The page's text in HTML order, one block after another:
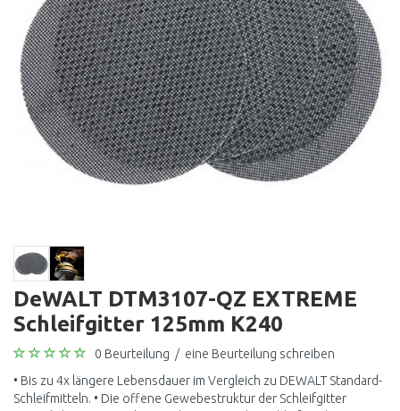
DeWALT DTM3107-QZ EXTREME
Schleifgitter 125mm K240
0 Beurteilung / eine Beurteilung schreiben
• Bis zu 4x längere Lebensdauer im Vergleich zu DEWALT Standard-
Schleifmitteln. • Die offene Gewebestruktur der Schleifgitter